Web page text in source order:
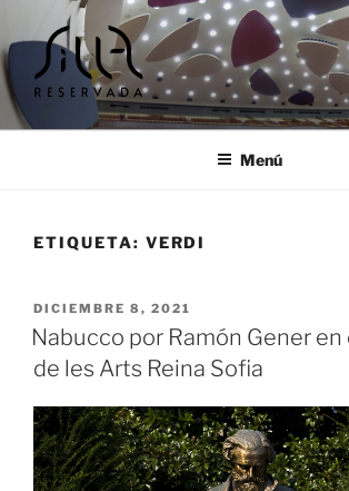
al
contenido
SILLA RESERVADA |
TALLERES Y
Cursos y encuentros musicales
Menú
ETIQUETA: VERDI
PUBLICADO
EL
DICIEMBRE 8, 2021
Nabucco por Ramón Gener en
de les Arts Reina Sofia